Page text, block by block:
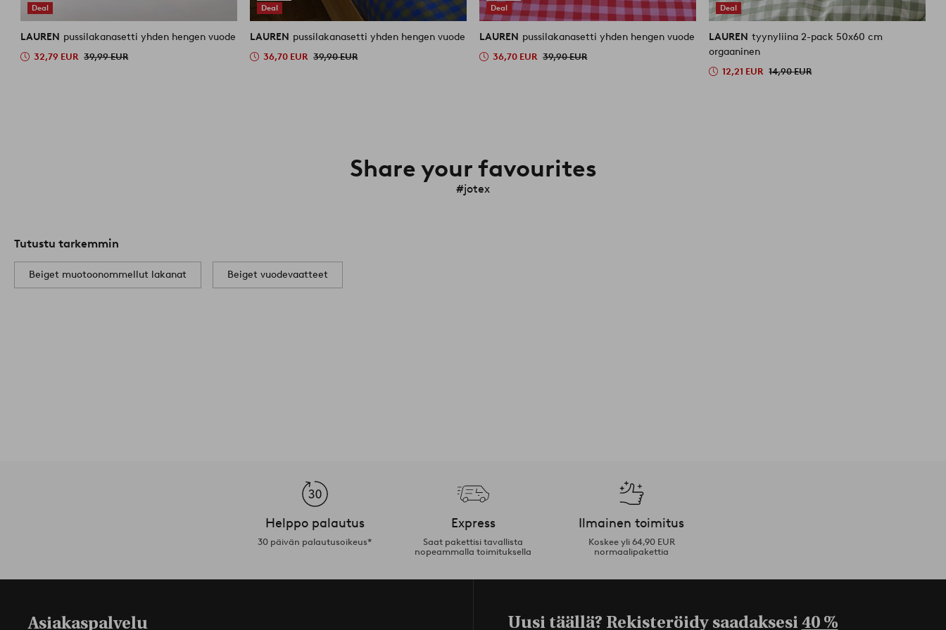
Deal
LAUREN pussilakanasetti yhden hengen vuode
32,79 EUR 39,99 EUR
Deal
LAUREN pussilakanasetti yhden hengen vuode
36,70 EUR 39,90 EUR
Deal
LAUREN pussilakanasetti yhden hengen vuode
36,70 EUR 39,90 EUR
Deal
LAUREN tyynyliina 2-pack 50x60 cm
orgaaninen
12,21 EUR 14,90 EUR
Share your favourites
#jotex
Tutustu tarkemmin
Beiget muotoonommellut lakanat Beiget vuodevaatteet
Helppo palautus
30 päivän palautusoikeus*
Express
Saat pakettisi tavallista
nopeammalla toimituksella
Ilmainen toimitus
Koskee yli 64,90 EUR
normaalipakettia
Asiakaspalvelu Uusi täällä? Rekisteröidy saadaksesi40 %